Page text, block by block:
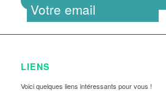
LIENS
Voici quelques liens intéressants pour vous !